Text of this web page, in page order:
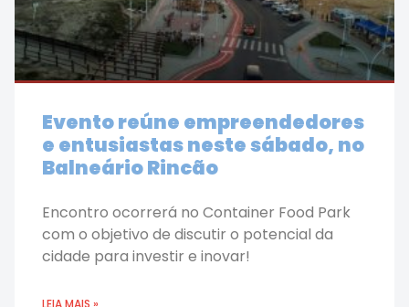
Evento reúne empreendedores
e entusiastas neste sábado, no
Balneário Rincão
Encontro ocorrerá no Container Food Park
com o objetivo de discutir o potencial da
cidade para investir e inovar!
LEIA MAIS »